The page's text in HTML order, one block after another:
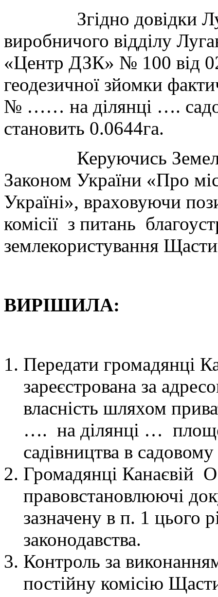
Згідно довідки
виробничого відділу
«Центр ДЗК» № 100 від
геодезичної зйомки
№ …… на ділянці ….
становить 0.0644га.
Керуючись
Законом України «Про
Україні», враховуючи
комісії з питань
землекористування
ВИРІШИЛА:
Передати громадянці
зареєстрована за
власність шляхом
…. на ділянці …
садівництва в
Громадянці
правовстановлюючі
зазначену в п. 1 цього
законодавства.
Контроль за
постійну комісію